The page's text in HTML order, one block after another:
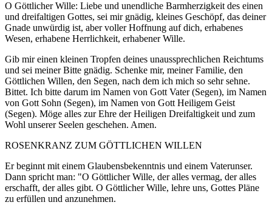
O Göttlicher Wille: Liebe und unendliche Barmherzigkeit des einen
und dreifaltigen Gottes, sei mir gnädig, kleines Geschöpf, das deiner
Gnade unwürdig ist, aber voller Hoffnung auf dich, erhabenes
Wesen, erhabene Herrlichkeit, erhabener Wille.
Gib mir einen kleinen Tropfen deines unaussprechlichen Reichtums
und sei meiner Bitte gnädig. Schenke mir, meiner Familie, den
Göttlichen Willen, den Segen, nach dem ich mich so sehr sehne.
Bittet. Ich bitte darum im Namen von Gott Vater (Segen), im Namen
von Gott Sohn (Segen), im Namen von Gott Heiligem Geist
(Segen). Möge alles zur Ehre der Heiligen Dreifaltigkeit und zum
Wohl unserer Seelen geschehen. Amen.
ROSENKRANZ ZUM GÖTTLICHEN WILLEN
Er beginnt mit einem Glaubensbekenntnis und einem Vaterunser.
Dann spricht man: "O Göttlicher Wille, der alles vermag, der alles
erschafft, der alles gibt. O Göttlicher Wille, lehre uns, Gottes Pläne
zu erfüllen und anzunehmen.